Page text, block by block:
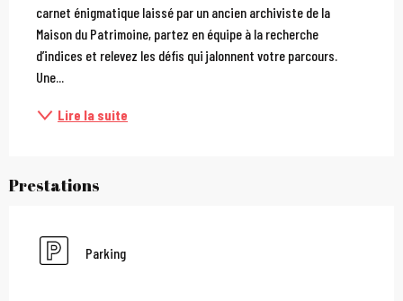
carnet énigmatique laissé par un ancien archiviste de la
Maison du Patrimoine, partez en équipe à la recherche
d’indices et relevez les défis qui jalonnent votre parcours.
Une...
Lire la suite
Prestations
Parking